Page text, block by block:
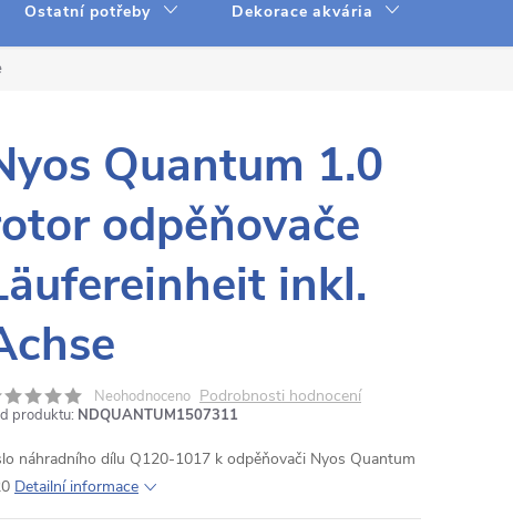
Ostatní potřeby Dekorace akvária
Quantum 1.0
odpěňovače
inkl.
Neohodnoceno Podrobnosti hodnocení
produktu: NDQUANTUM1507311
náhradního dílu Q120-1017 k odpěňovači Nyos Quantum
Detailní informace